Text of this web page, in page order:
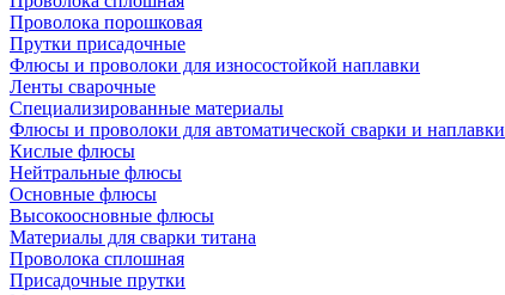
Проволока порошковая
Прутки присадочные
Флюсы и проволоки для износостойкой наплавки
Ленты сварочные
Специализированные материалы
Флюсы и проволоки для автоматической сварки и наплавки
Кислые флюсы
Нейтральные флюсы
Основные флюсы
Высокоосновные флюсы
Материалы для сварки титана
Проволока сплошная
Присадочные прутки